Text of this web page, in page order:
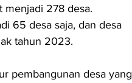
menjadi 278 desa.
65 desa saja, dan desa
tahun 2023.
pembangunan desa yang